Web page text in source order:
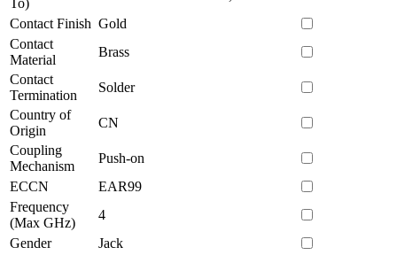
Contact Finish Gold
Contact
Material
Brass
Contact
Termination
Solder
Country of
Origin
CN
Coupling
Mechanism
Push-on
ECCN
EAR99
Frequency
(Max GHz)
4
Gender
Jack